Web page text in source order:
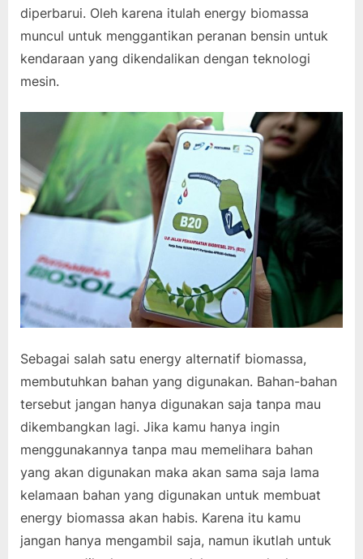
diperbarui. Oleh karena itulah energy biomassa
muncul untuk menggantikan peranan bensin untuk
kendaraan yang dikendalikan dengan teknologi
mesin.
Sebagai salah satu energy alternatif biomassa,
membutuhkan bahan yang digunakan. Bahan-bahan
tersebut jangan hanya digunakan saja tanpa mau
dikembangkan lagi. Jika kamu hanya ingin
menggunakannya tanpa mau memelihara bahan
yang akan digunakan maka akan sama saja lama
kelamaan bahan yang digunakan untuk membuat
energy biomassa akan habis. Karena itu kamu
jangan hanya mengambil saja, namun ikutlah untuk